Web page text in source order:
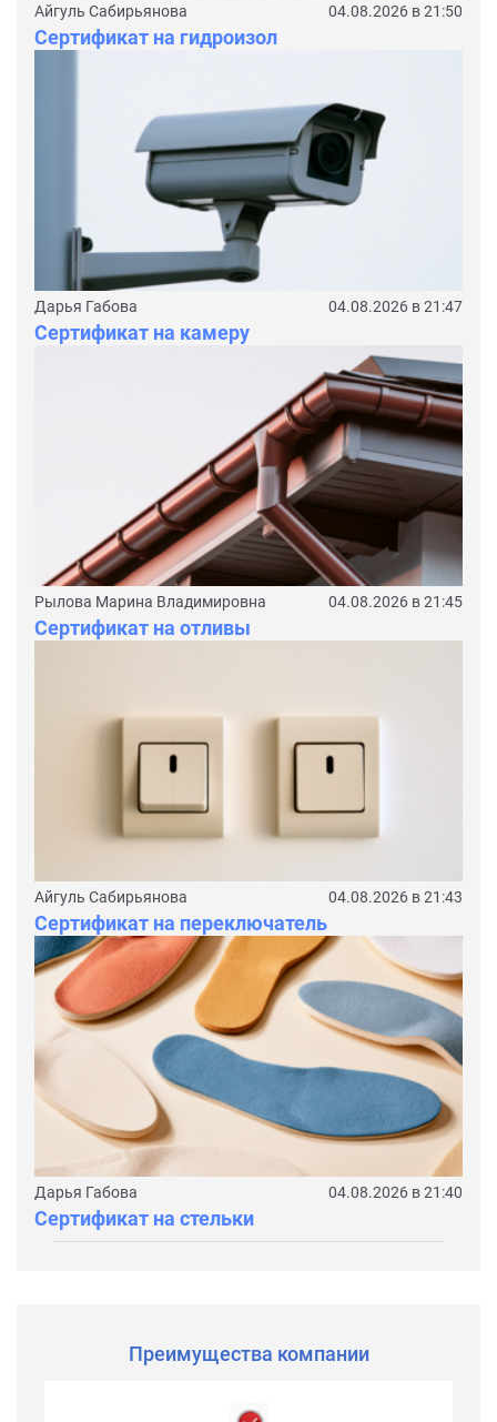
Айгуль Сабирьянова 04.08.2026 в 21:50
Сертификат на гидроизол
Дарья Габова 04.08.2026 в 21:47
Сертификат на камеру
Рылова Марина Владимировна 04.08.2026 в 21:45
Сертификат на отливы
Айгуль Сабирьянова 04.08.2026 в 21:43
Сертификат на переключатель
Дарья Габова 04.08.2026 в 21:40
Сертификат на стельки
Преимущества компании